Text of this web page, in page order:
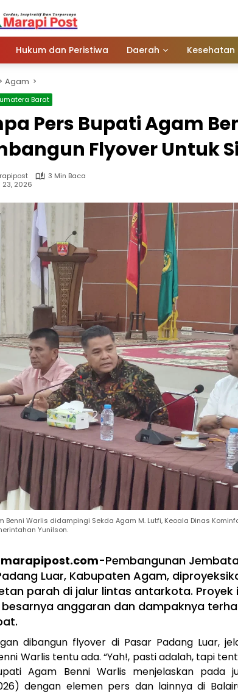
Hukum dan Peristiwa Daerah Kesehatan
Agam
Barat
Pers Bupati Agam
Flyover Untuk
3 Min Baca
23, 2026
Benni Warlis didampingi Sekda Agam M. Lutfi, Keoala Dinas
Yunilson.
marapipost.com-Pembangunan
Luar, Kabupaten Agam,
parah di jalur lintas antarkota.
anggaran dan dampaknya
dibangun flyover di Pasar Padang Luar,
Warlis tentu ada. “Yah!, pasti adalah, tapi
Agam Benni Warlis menjelaskan pada
dengan elemen pers dan lainnya di